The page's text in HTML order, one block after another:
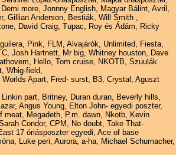
more, Jonnny English, Magyar Bálint, Avril,
Gillian Anderson, Bestiák, Will Smith ,
David Craig, Tupac, Roy és Ádám, Ricky
Pink, FLM, Alvajárók, Unlimited, Fiesta,
Josh Hartnett, Mr big, Whitney houston, Dave
Hello, Tom cruise, NKOTB, Szuulák
Whig-field,
Worlds Apart, Fred- surst, B3, Crystal, Aguszt
part, Britney, Duran duran, Beverly hills,
Angus Young, Elton John- egyedi poszter,
meat, Megadeth, P.m. dawn, Nkotb, Kevin
Condor, CPM, No doubt, Take That-
17 óriásposzter egyedi, Ace of base
Luke peri, Aurora, a-ha, Michael Schumacher,